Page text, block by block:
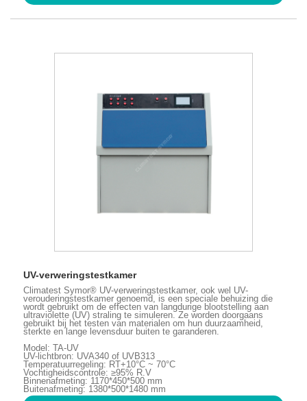
UV-verweringstestkamer
Climatest Symor® UV-verweringstestkamer, ook wel UV-
verouderingstestkamer genoemd, is een speciale behuizing die
wordt gebruikt om de effecten van langdurige blootstelling aan
ultraviolette (UV) straling te simuleren. Ze worden doorgaans
gebruikt bij het testen van materialen om hun duurzaamheid,
sterkte en lange levensduur buiten te garanderen.
Model: TA-UV
UV-lichtbron: UVA340 of UVB313
Temperatuurregeling: RT+10°C ~ 70°C
Vochtigheidscontrole: ≥95% R.V
Binnenafmeting: 1170*450*500 mm
Buitenafmeting: 1380*500*1480 mm